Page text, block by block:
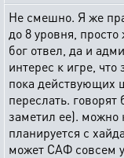
Не смешно. Я же
до 8 уровня,
бог отвел, да и
интерес к игре,
пока действующих
переслать.
заметил ее). можно
планируется с
может САФ совсем